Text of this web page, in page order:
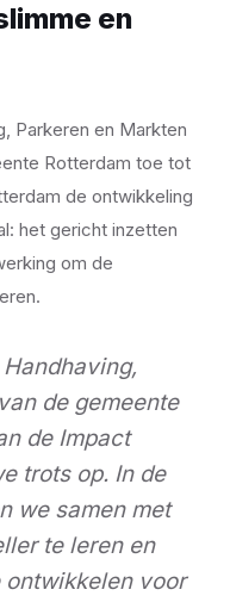
en
Parkeren en Markten
Rotterdam toe tot
de ontwikkeling
het gericht inzetten
om de
de gemeente
de Impact
trots op. In de
we samen met
te leren en
ontwikkelen voor